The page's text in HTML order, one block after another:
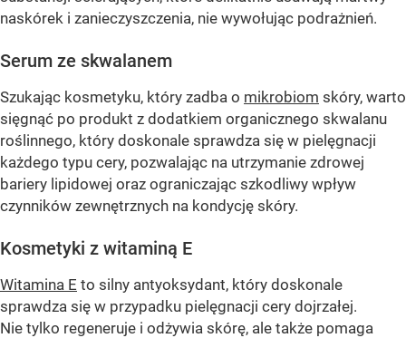
naskórek i zanieczyszczenia, nie wywołując podrażnień.
Serum ze skwalanem
Szukając kosmetyku, który zadba o mikrobiom skóry, warto
sięgnąć po produkt z dodatkiem organicznego skwalanu
roślinnego, który doskonale sprawdza się w pielęgnacji
każdego typu cery, pozwalając na utrzymanie zdrowej
bariery lipidowej oraz ograniczając szkodliwy wpływ
czynników zewnętrznych na kondycję skóry.
Kosmetyki z witaminą E
Witamina E to silny antyoksydant, który doskonale
sprawdza się w przypadku pielęgnacji cery dojrzałej.
Nie tylko regeneruje i odżywia skórę, ale także pomaga